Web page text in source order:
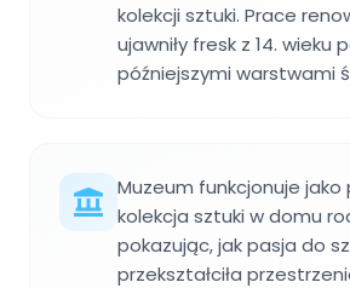
kolekcji sztuki. Prace
ujawniły fresk z 14. wieku
późniejszymi warstwami
Muzeum funkcjonuje
kolekcja sztuki w domu
pokazując, jak pasja do
przekształciła